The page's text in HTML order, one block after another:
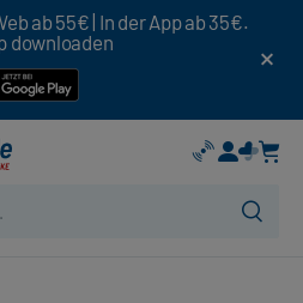
ab 55€ | In der App ab 35€.
downloaden